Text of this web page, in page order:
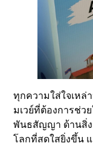
ทุกความใส่ใจเหล่
มเวย์ที่ต้องการช่ว
พันธสัญญา ด้านสิ่ง
โลกที่สดใสยิ่งขึ้น